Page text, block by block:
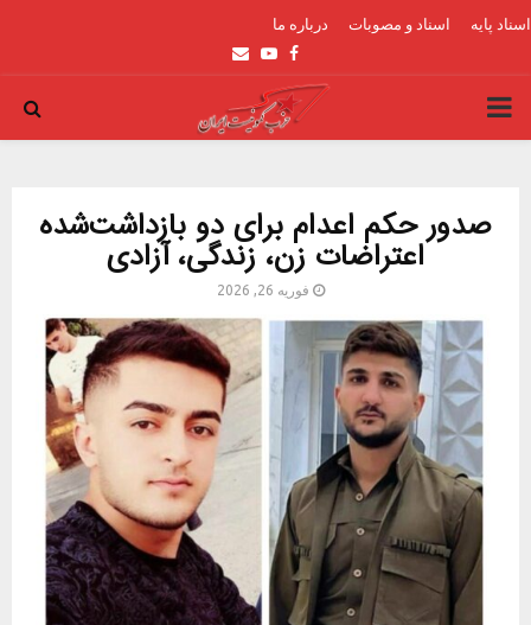
اسناد پایه اسناد و مصوبات درباره ما
Facebook
Youtube
Email
PRIMARY
صدور حکم اعدام برای دو بازداشت‌شده
اعتراضات زن، زندگی، آزادی
فوریه 26, 2026